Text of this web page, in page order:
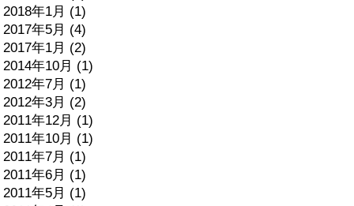
2018年1月 (1)
2017年5月 (4)
2017年1月 (2)
2014年10月 (1)
2012年7月 (1)
2012年3月 (2)
2011年12月 (1)
2011年10月 (1)
2011年7月 (1)
2011年6月 (1)
2011年5月 (1)